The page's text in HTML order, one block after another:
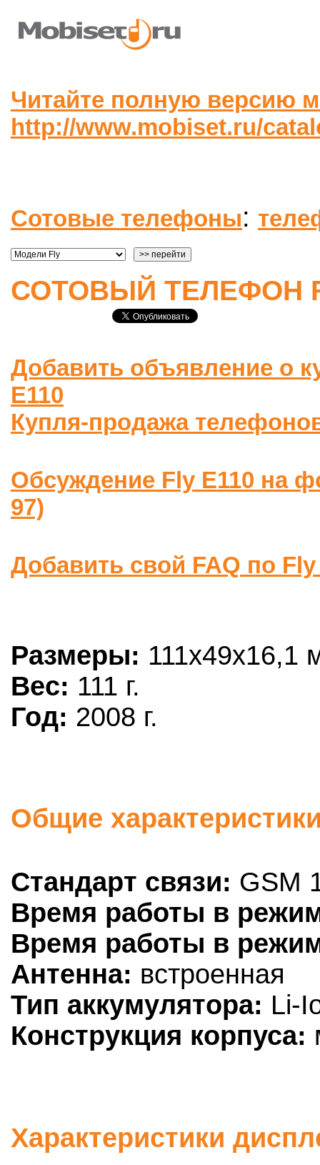
Читайте полную версию
http://www.mobiset.ru/
Сотовые телефоны:
СОТОВЫЙ ТЕЛЕФОН
Добавить объявление о
E110
Купля-продажа
Обсуждение Fly E110 на
97)
Добавить свой FAQ по Fly
Размеры: 111x49x16,1
Вес: 111 г.
Год: 2008 г.
Общие
Стандарт связи: GSM
Время работы в
Время работы в
Антенна: встроенная
Тип аккумулятора: Li-
Конструкция корпуса:
Характеристики